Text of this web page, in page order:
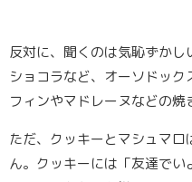
反対に、聞くのは気恥ずか
ショコラなど、オーソドッ
フィンやマドレーヌなどの焼
ただ、クッキーとマシュマ
ん。 クッキーには「友達で